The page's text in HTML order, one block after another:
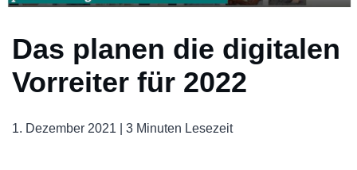
Das planen die digitalen
Vorreiter für 2022
1. Dezember 2021 | 3 Minuten Lesezeit